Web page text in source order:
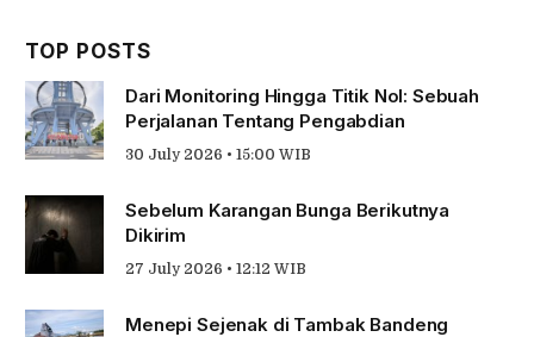
TOP POSTS
Dari Monitoring Hingga Titik Nol: Sebuah
Perjalanan Tentang Pengabdian
30 July 2026 • 15:00 WIB
Sebelum Karangan Bunga Berikutnya
Dikirim
27 July 2026 • 12:12 WIB
Menepi Sejenak di Tambak Bandeng